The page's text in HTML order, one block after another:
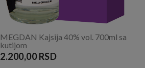
MEGDAN Kajsija 40% vol. 700ml sa
kutijom
2.200,00 RSD